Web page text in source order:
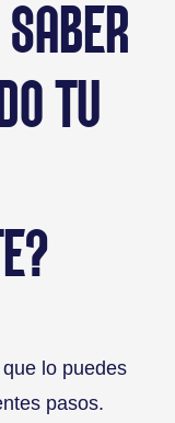
TU
lo puedes
pasos.